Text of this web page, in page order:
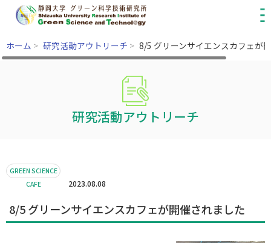
ホーム > 研究活動アウトリーチ > 8/5 グリーンサイエンスカフェが
研究活動アウトリーチ
GREEN SCIENCE
CAFE
2023.08.08
8/5 グリーンサイエンスカフェが開催されました